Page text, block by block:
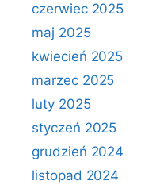
czerwiec 2025
maj 2025
kwiecień 2025
marzec 2025
luty 2025
styczeń 2025
grudzień 2024
listopad 2024